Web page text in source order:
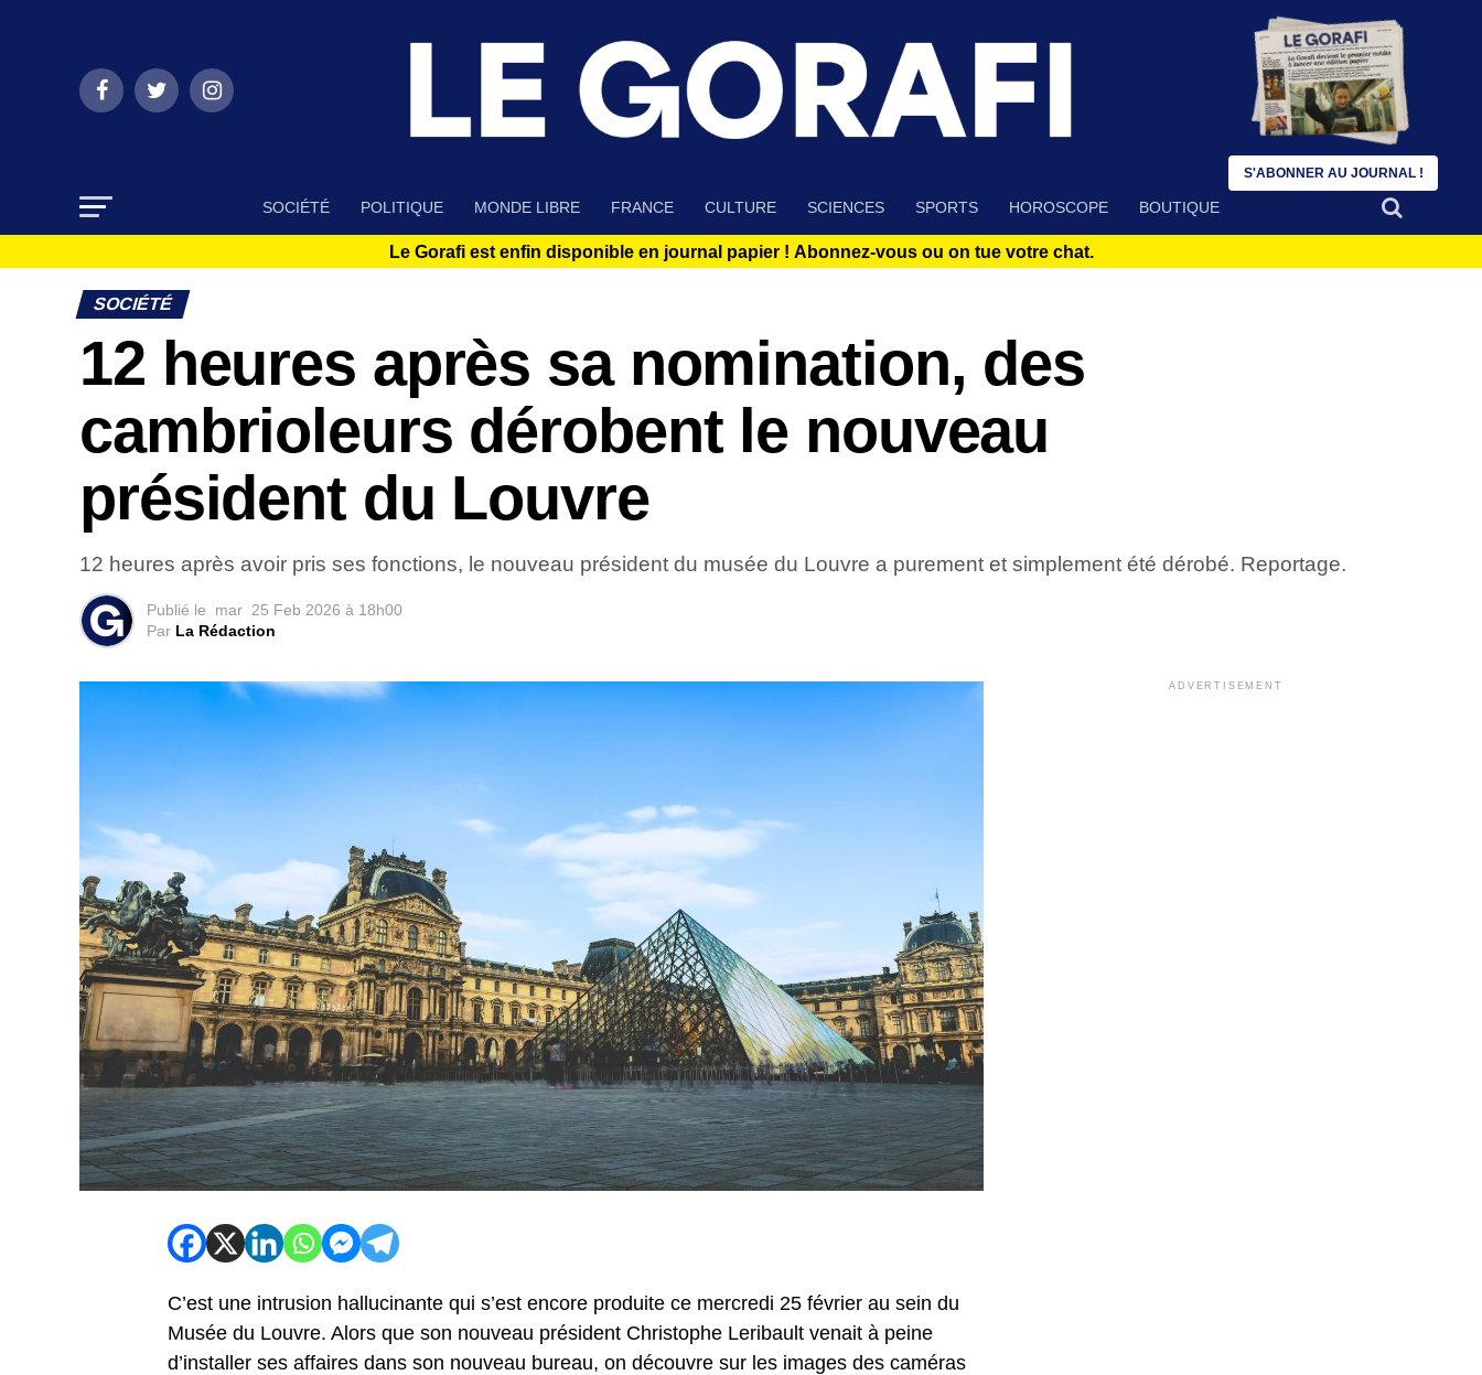
SOCIÉTÉ POLITIQUE MONDE LIBRE FRANCE CULTURE SCIENCES SPORTS HOROSCOPE BOUTIQUE
Le Gorafi est enfin disponible en journal papier ! Abonnez-vous ou on tue votre chat.
SOCIÉTÉ
12 heures après sa nomination, des
cambrioleurs dérobent le nouveau
président du Louvre
12 heures après avoir pris ses fonctions, le nouveau président du musée du Louvre a purement et simplement été dérobé. Reportage.
Publié le mar 25 Feb 2026 à 18h00
Par La Rédaction
C’est une intrusion hallucinante qui s’est encore produite ce mercredi 25 février au sein du
Musée du Louvre. Alors que son nouveau président Christophe Leribault venait à peine
d’installer ses affaires dans son nouveau bureau, on découvre sur les images des caméras
ADVERTISEMENT
S'ABONNER AU JOURNAL !